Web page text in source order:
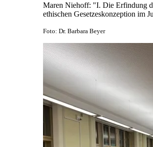
Maren Niehoff: "I. Die Erfindung
ethischen Gesetzeskonzeption im
Foto: Dr. Barbara Beyer